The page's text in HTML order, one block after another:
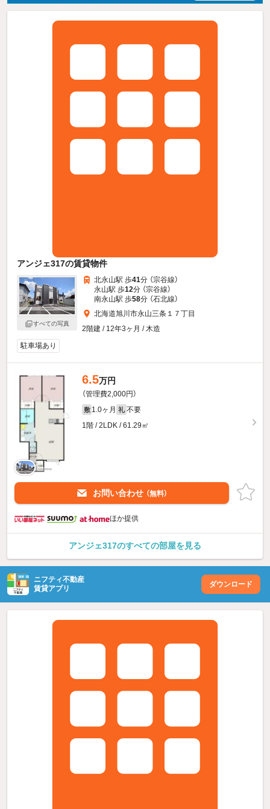
アンジェ317の賃貸物件
すべての写真
北永山駅 歩41分 （宗谷線）
永山駅 歩12分 （宗谷線）
南永山駅 歩58分 （石北線）
北海道旭川市永山三条１７丁目
2階建 / 12年3ヶ月 / 木造
駐車場あり
6.5万円
（管理費2,000円）
敷 1.0ヶ月 礼 不要
1階 / 2LDK / 61.29㎡
お問い合わせ （無料）
ほか提供
アンジェ317のすべての部屋を見る
ニフティ不動産
賃貸アプリ
ダウンロード